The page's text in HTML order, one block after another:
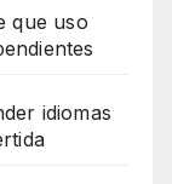
que uso
idiomas